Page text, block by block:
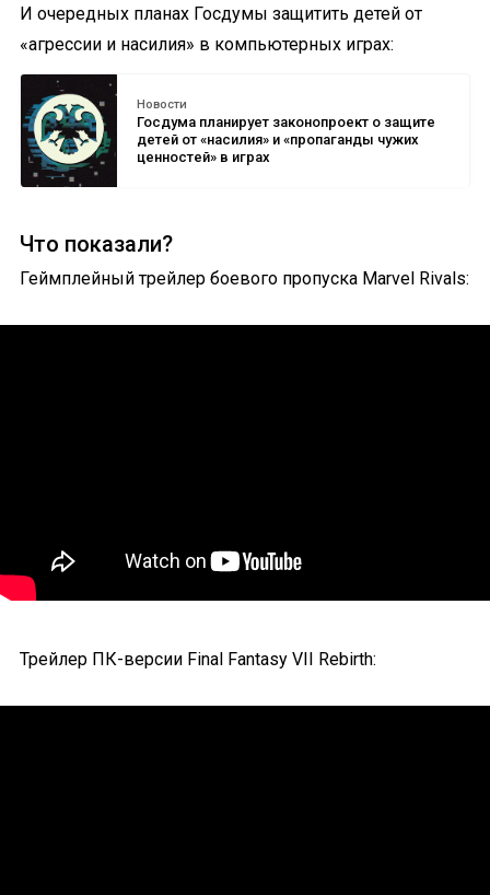
И очередных планах Госдумы защитить детей от
«агрессии и насилия» в компьютерных играх:
Новости
Госдума планирует законопроект о защите
детей от «насилия» и «пропаганды чужих
ценностей» в играх
Что показали?
Геймплейный трейлер боевого пропуска Marvel Rivals:
Трейлер ПК-версии Final Fantasy VII Rebirth: